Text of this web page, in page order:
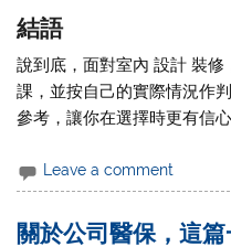
結語
說到底，面對室內 設計 裝
課，並按自己的實際情況作
參考，讓你在選擇時更有信心
Leave a comment
關於公司醫保，這